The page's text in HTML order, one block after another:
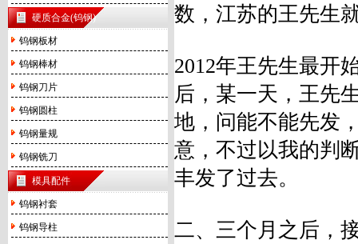
硬质合金(钨钢)
钨钢板材
钨钢棒材
钨钢刀片
钨钢圆柱
钨钢量规
钨钢铣刀
模具配件
钨钢衬套
钨钢导柱
数，江苏的王先生
2012年王先生最开
后，某一天，王先
地，问能不能先发
意，不过以我的判
丰发了过去。
二、三个月之后，